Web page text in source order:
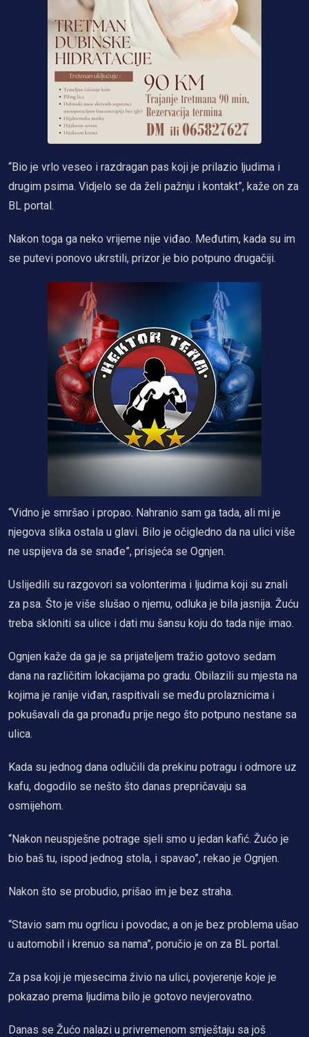
“Bio je vrlo veseo i razdragan pas koji je prilazio ljudima i
drugim psima. Vidjelo se da želi pažnju i kontakt”, kaže on za
BL portal.
Nakon toga ga neko vrijeme nije viđao. Međutim, kada su im
se putevi ponovo ukrstili, prizor je bio potpuno drugačiji.
“Vidno je smršao i propao. Nahranio sam ga tada, ali mi je
njegova slika ostala u glavi. Bilo je očigledno da na ulici više
ne uspijeva da se snađe”, prisjeća se Ognjen.
Uslijedili su razgovori sa volonterima i ljudima koji su znali
za psa. Što je više slušao o njemu, odluka je bila jasnija. Žuću
treba skloniti sa ulice i dati mu šansu koju do tada nije imao.
Ognjen kaže da ga je sa prijateljem tražio gotovo sedam
dana na različitim lokacijama po gradu. Obilazili su mjesta na
kojima je ranije viđan, raspitivali se među prolaznicima i
pokušavali da ga pronađu prije nego što potpuno nestane sa
ulica.
Kada su jednog dana odlučili da prekinu potragu i odmore uz
kafu, dogodilo se nešto što danas prepričavaju sa
osmijehom.
“Nakon neuspješne potrage sjeli smo u jedan kafić. Žućo je
bio baš tu, ispod jednog stola, i spavao”, rekao je Ognjen.
Nakon što se probudio, prišao im je bez straha.
“Stavio sam mu ogrlicu i povodac, a on je bez problema ušao
u automobil i krenuo sa nama”, poručio je on za BL portal.
Za psa koji je mjesecima živio na ulici, povjerenje koje je
pokazao prema ljudima bilo je gotovo nevjerovatno.
Danas se Žućo nalazi u privremenom smještaju sa još